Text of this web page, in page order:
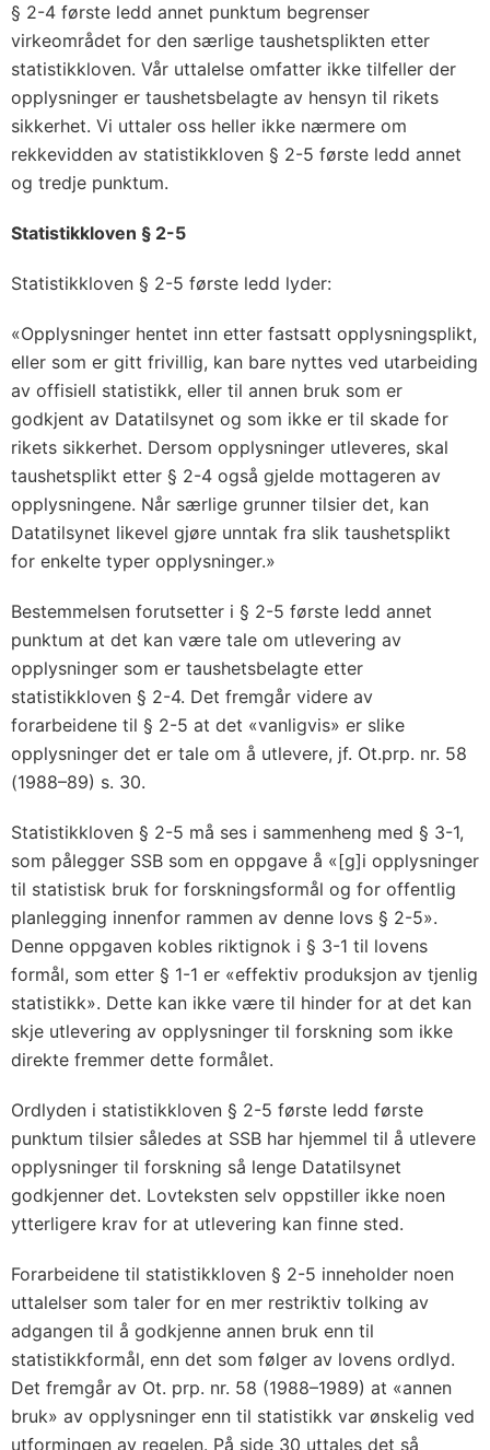
§ 2-4 første ledd annet punktum begrenser
virkeområdet for den særlige taushetsplikten etter
statistikkloven. Vår uttalelse omfatter ikke tilfeller der
opplysninger er taushetsbelagte av hensyn til rikets
sikkerhet. Vi uttaler oss heller ikke nærmere om
rekkevidden av statistikkloven § 2-5 første ledd annet
og tredje punktum.
Statistikkloven § 2-5
Statistikkloven § 2-5 første ledd lyder:
«Opplysninger hentet inn etter fastsatt opplysningsplikt,
eller som er gitt frivillig, kan bare nyttes ved utarbeiding
av offisiell statistikk, eller til annen bruk som er
godkjent av Datatilsynet og som ikke er til skade for
rikets sikkerhet. Dersom opplysninger utleveres, skal
taushetsplikt etter § 2-4 også gjelde mottageren av
opplysningene. Når særlige grunner tilsier det, kan
Datatilsynet likevel gjøre unntak fra slik taushetsplikt
for enkelte typer opplysninger.»
Bestemmelsen forutsetter i § 2-5 første ledd annet
punktum at det kan være tale om utlevering av
opplysninger som er taushetsbelagte etter
statistikkloven § 2-4. Det fremgår videre av
forarbeidene til § 2-5 at det «vanligvis» er slike
opplysninger det er tale om å utlevere, jf. Ot.prp. nr. 58
(1988–89) s. 30.
Statistikkloven § 2-5 må ses i sammenheng med § 3-1,
som pålegger SSB som en oppgave å «[g]i opplysninger
til statistisk bruk for forskningsformål og for offentlig
planlegging innenfor rammen av denne lovs § 2-5».
Denne oppgaven kobles riktignok i § 3-1 til lovens
formål, som etter § 1-1 er «effektiv produksjon av tjenlig
statistikk». Dette kan ikke være til hinder for at det kan
skje utlevering av opplysninger til forskning som ikke
direkte fremmer dette formålet.
Ordlyden i statistikkloven § 2-5 første ledd første
punktum tilsier således at SSB har hjemmel til å utlevere
opplysninger til forskning så lenge Datatilsynet
godkjenner det. Lovteksten selv oppstiller ikke noen
ytterligere krav for at utlevering kan finne sted.
Forarbeidene til statistikkloven § 2-5 inneholder noen
uttalelser som taler for en mer restriktiv tolking av
adgangen til å godkjenne annen bruk enn til
statistikkformål, enn det som følger av lovens ordlyd.
Det fremgår av Ot. prp. nr. 58 (1988–1989) at «annen
bruk» av opplysninger enn til statistikk var ønskelig ved
utformingen av regelen. På side 30 uttales det så